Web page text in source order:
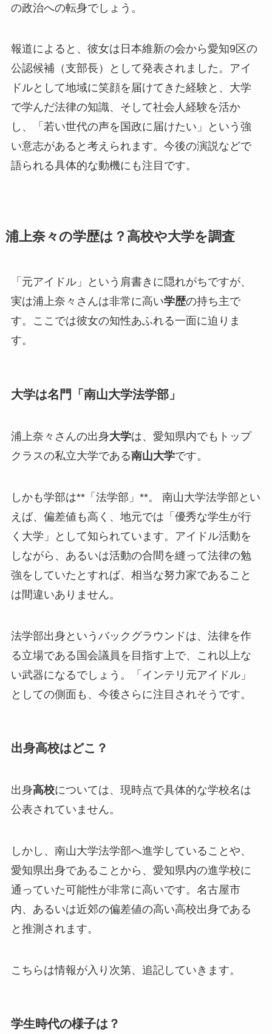
の政治への転身でしょう。
報道によると、彼女は日本維新の会から愛知9区の
公認候補（支部長）として発表されました。アイ
ドルとして地域に笑顔を届けてきた経験と、大学
で学んだ法律の知識、そして社会人経験を活か
し、「若い世代の声を国政に届けたい」という強
い意志があると考えられます。今後の演説などで
語られる具体的な動機にも注目です。
浦上奈々の学歴は？高校や大学を調査
「元アイドル」という肩書きに隠れがちですが、
実は浦上奈々さんは非常に高い学歴の持ち主で
す。ここでは彼女の知性あふれる一面に迫りま
す。
大学は名門「南山大学法学部」
浦上奈々さんの出身大学は、愛知県内でもトップ
クラスの私立大学である南山大学です。
しかも学部は**「法学部」**。 南山大学法学部とい
えば、偏差値も高く、地元では「優秀な学生が行
く大学」として知られています。アイドル活動を
しながら、あるいは活動の合間を縫って法律の勉
強をしていたとすれば、相当な努力家であること
は間違いありません。
法学部出身というバックグラウンドは、法律を作
る立場である国会議員を目指す上で、これ以上な
い武器になるでしょう。「インテリ元アイドル」
としての側面も、今後さらに注目されそうです。
出身高校はどこ？
出身高校については、現時点で具体的な学校名は
公表されていません。
しかし、南山大学法学部へ進学していることや、
愛知県出身であることから、愛知県内の進学校に
通っていた可能性が非常に高いです。名古屋市
内、あるいは近郊の偏差値の高い高校出身である
と推測されます。
こちらは情報が入り次第、追記していきます。
学生時代の様子は？